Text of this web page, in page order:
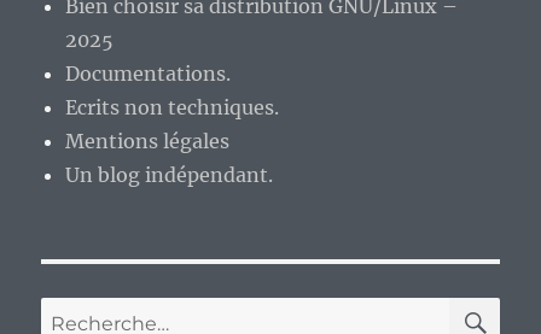
et
?
Bien choisir sa distribution GNU/Linux –
2025
Documentations.
Ecrits non techniques.
Mentions légales
Un blog indépendant.
Recherche